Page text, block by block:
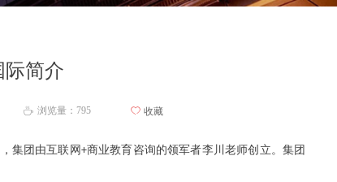
际简介
集团由互联网 +商业教育咨询的领军者李川老师创立。集团
ꄘ 浏览量： 795 ꄀ 收藏